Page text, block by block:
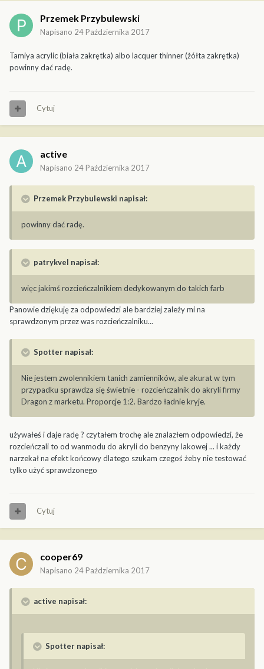
Przemek Przybulewski
Napisano 24 Października 2017
Tamiya acrylic (biała zakrętka) albo lacquer thinner (żółta zakrętka)
powinny dać radę.
Cytuj
active
Napisano 24 Października 2017
Przemek Przybulewski napisał:
powinny dać radę.
patrykvel napisał:
więc jakimś rozcieńczalnikiem dedykowanym do takich farb
Panowie dziękuję za odpowiedzi ale bardziej zależy mi na
sprawdzonym przez was rozcieńczalniku...
Spotter napisał:
Nie jestem zwolennikiem tanich zamienników, ale akurat w tym
przypadku sprawdza się świetnie - rozcieńczalnik do akryli firmy
Dragon z marketu. Proporcje 1:2. Bardzo ładnie kryje.
używałeś i daje radę ? czytałem trochę ale znalazłem odpowiedzi, że
rozcieńczali to od wanmodu do akryli do benzyny lakowej ... i każdy
narzekał na efekt końcowy dlatego szukam czegoś żeby nie testować
tylko użyć sprawdzonego
Cytuj
cooper69
Napisano 24 Października 2017
active napisał:
Spotter napisał: